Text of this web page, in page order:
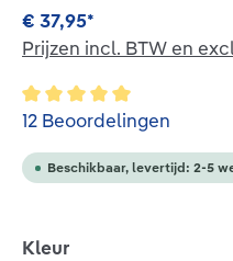
€ 37,95*
Prijzen incl. BTW en
Gemiddelde waardering
12 Beoordelingen
Beschikbaar, levertijd: 2-5
Selecteer
Kleur